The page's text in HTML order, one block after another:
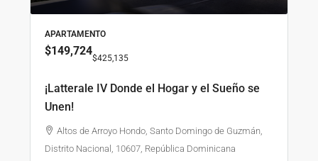
APARTAMENTO
$149,724
$425,135
¡Latterale IV Donde el Hogar y el Sueño se
Unen!
Altos de Arroyo Hondo, Santo Domingo de Guzmán,
Distrito Nacional, 10607, República Dominicana